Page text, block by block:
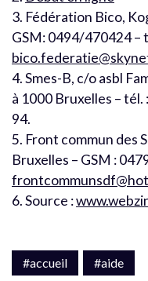
3. Fédération Bico,
GSM: 0494/470424 –
4. Smes-B, c/o asbl
à 1000 Bruxelles – tél.
94.
5. Front commun des
Bruxelles – GSM :
6. Source :
#accueil #aide